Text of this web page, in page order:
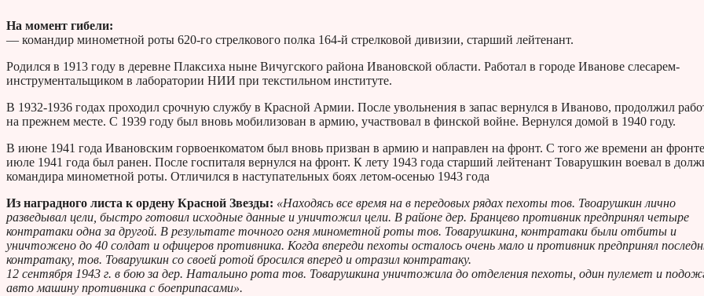
На момент гибели:
— командир минометной роты 620-го стрелкового полка 164-й стрелковой дивизии, старший лейтенант.
Родился в 1913 году в деревне Плаксиха ныне Вичугского района Ивановской области. Работал в городе Иванове слесарем-
инструментальщиком в лаборатории НИИ при текстильном институте.
В 1932-1936 годах проходил срочную службу в Красной Армии. После увольнения в запас вернулся в Иваново, продолжил
на прежнем месте. С 1939 году был вновь мобилизован в армию, участвовал в финской войне. Вернулся домой в 1940 году.
В июне 1941 года Ивановским горвоенкоматом был вновь призван в армию и направлен на фронт. С того же времени ан
июле 1941 года был ранен. После госпиталя вернулся на фронт. К лету 1943 года старший лейтенант Товарушкин воевал в
командира минометной роты. Отличился в наступательных боях летом-осенью 1943 года
Из наградного листа к ордену Красной Звезды: «Находясь все время на в передовых рядах пехоты тов. Твоарушкин лично
разведывал цели, быстро готовил исходные данные и уничтожил цели. В районе дер. Бранцево противник предпринял четыре
контратаки одна за другой. В результате точного огня минометной роты тов. Товарушкина, контратаки были отбиты и
уничтожено до 40 солдат и офицеров противника. Когда впереди пехоты осталось очень мало и противник предпринял
контратаку, тов. Товарушкин со своей ротой бросился вперед и отразил контратаку.
12 сентября 1943 г. в бою за дер. Натальино рота тов. Товарушкина уничтожила до отделения пехоты, один пулемет и
авто машину противника с боеприпасами».